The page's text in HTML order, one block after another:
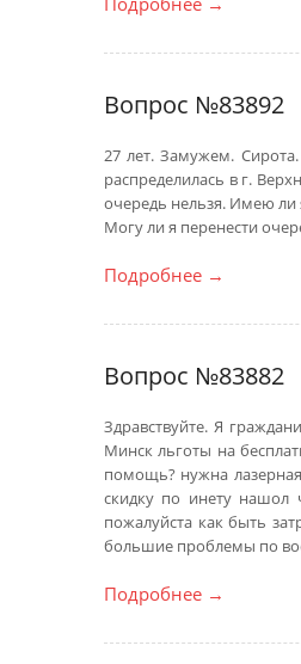
→
Вопрос №83892
27 лет. Замужем.
распределилась в г.
очередь нельзя. Имею ли
Могу ли я перенести
Подробнее →
Вопрос №83882
Здравствуйте. Я
Минск льготы на
помощь? нужна
скидку по инету нашол
пожалуйста как быть
большие проблемы по
Подробнее →